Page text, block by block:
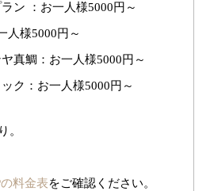
ン ：お一人様5000円～
人様5000円～
真鯛：お一人様5000円～
ク：お一人様5000円～
。
料金表をご確認ください。